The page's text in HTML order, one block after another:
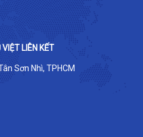
LIÊN KẾT
Sơn Nhì, TPHCM